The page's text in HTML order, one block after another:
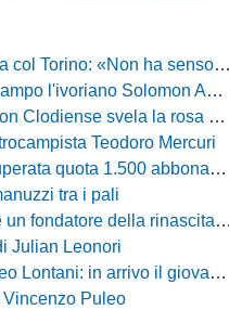
ha senso chiudersi e fare le barricate»
Solomon Andrews Manu
svela la rosa per la nuova annata
Teodoro Mercuri
quota 1.500 abbonamenti
tra i pali
Davis carica l'ambiente Messina
Julian Leonori
il giovane talento dello Spezia
Vincenzo Puleo